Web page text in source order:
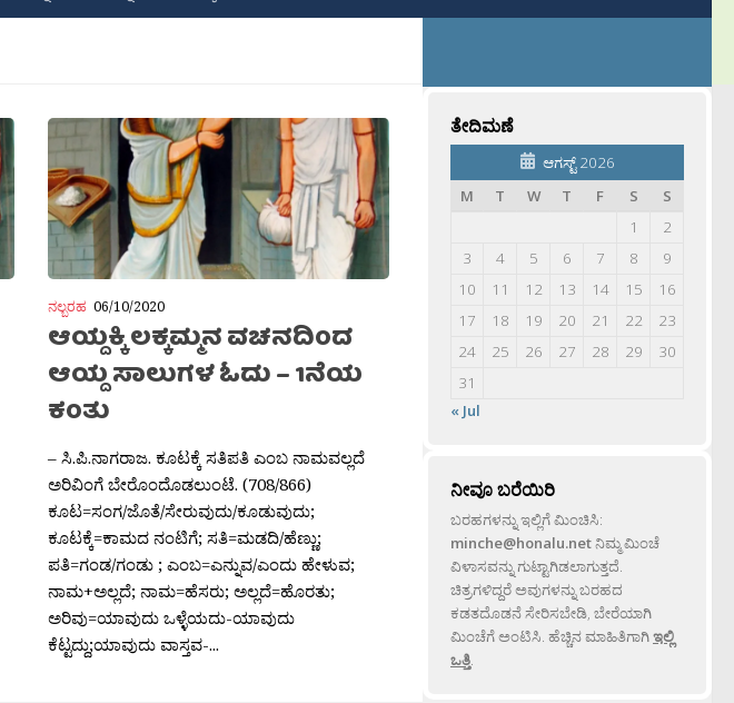
ನಲ್ಬರಹ 06/10/2020
ಆಯ್ದಕ್ಕಿ ಲಕ್ಕಮ್ಮನ ವಚನದಿಂದ
ಆಯ್ದ ಸಾಲುಗಳ ಓದು – 1ನೆಯ
ಕಂತು
– ಸಿ.ಪಿ.ನಾಗರಾಜ. ಕೂಟಕ್ಕೆ ಸತಿಪತಿ ಎಂಬ ನಾಮವಲ್ಲದೆ
ಅರಿವಿಂಗೆ ಬೇರೊಂದೊಡಲುಂಟೆ. (708/866)
ಕೂಟ=ಸಂಗ/ಜೊತೆ/ಸೇರುವುದು/ಕೂಡುವುದು;
ಕೂಟಕ್ಕೆ=ಕಾಮದ ನಂಟಿಗೆ; ಸತಿ=ಮಡದಿ/ಹೆಣ್ಣು;
ಪತಿ=ಗಂಡ/ಗಂಡು ; ಎಂಬ=ಎನ್ನುವ/ಎಂದು ಹೇಳುವ;
ನಾಮ+ಅಲ್ಲದೆ; ನಾಮ=ಹೆಸರು; ಅಲ್ಲದೆ=ಹೊರತು;
ಅರಿವು=ಯಾವುದು ಒಳ್ಳೆಯದು-ಯಾವುದು
ಕೆಟ್ಟದ್ದು;ಯಾವುದು ವಾಸ್ತವ-...
ತೇದಿಮಣೆ
ಆಗಸ್ಟ್ 2026
M
T W T F S
S
1
2
3
4 5 6 7 8
9
10
11 12 13 14 15
16
17
18 19 20 21 22
23
24
25 26 27 28 29
30
31
« Jul
ನೀವೂ ಬರೆಯಿರಿ
ಬರಹಗಳನ್ನು ಇಲ್ಲಿಗೆ ಮಿಂಚಿಸಿ:
minche@honalu.netನಿಮ್ಮ ಮಿಂಚೆ
ವಿಳಾಸವನ್ನು ಗುಟ್ಟಾಗಿಡಲಾಗುತ್ತದೆ.
ಚಿತ್ರಗಳಿದ್ದರೆ ಅವುಗಳನ್ನು ಬರಹದ
ಕಡತದೊಡನೆ ಸೇರಿಸಬೇಡಿ, ಬೇರೆಯಾಗಿ
ಮಿಂಚೆಗೆ ಅಂಟಿಸಿ. ಹೆಚ್ಚಿನ ಮಾಹಿತಿಗಾಗಿಇಲ್ಲಿ
ಒತ್ತಿ.